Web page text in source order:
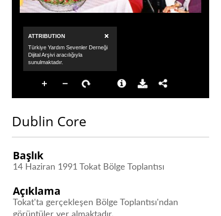
Dublin Core
Başlık
14 Haziran 1991 Tokat Bölge Toplantısı
Açıklama
Tokat'ta gerçekleşen Bölge Toplantısı'ndan